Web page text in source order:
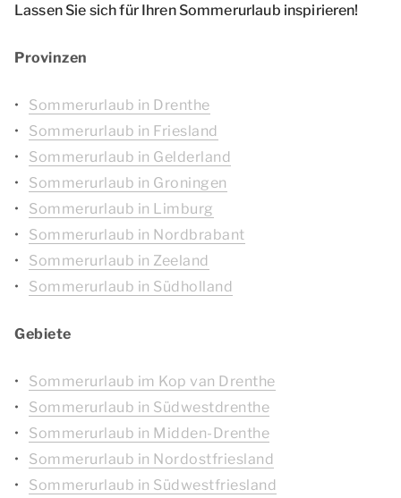
Lassen Sie sich für Ihren Sommerurlaub inspirieren!
Provinzen
Sommerurlaub in Drenthe
Sommerurlaub in Friesland
Sommerurlaub in Gelderland
Sommerurlaub in Groningen
Sommerurlaub in Limburg
Sommerurlaub in Nordbrabant
Sommerurlaub in Zeeland
Sommerurlaub in Südholland
Gebiete
Sommerurlaub im Kop van Drenthe
Sommerurlaub in Südwestdrenthe
Sommerurlaub in Midden-Drenthe
Sommerurlaub in Nordostfriesland
Sommerurlaub in Südwestfriesland